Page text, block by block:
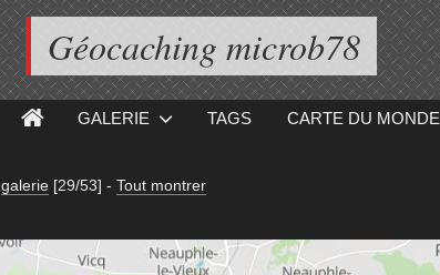
Géocaching microb78
GALERIE TAGS CARTE DU MONDE
galerie [29/53] - Tout montrer